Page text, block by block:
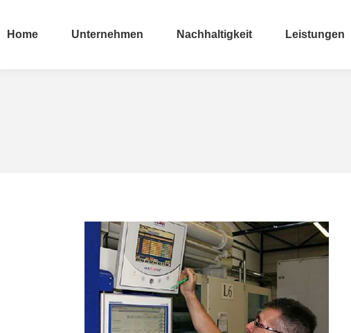
Home Unternehmen Nachhaltigkeit Leistungen
Home Unternehmen Nachhaltigkeit Leistungen